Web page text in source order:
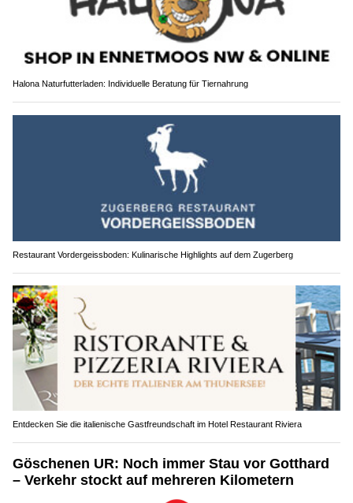
Halona Naturfutterladen: Individuelle Beratung für Tiernahrung
Restaurant Vordergeissboden: Kulinarische Highlights auf dem Zugerberg
Entdecken Sie die italienische Gastfreundschaft im Hotel Restaurant Riviera
Göschenen UR: Noch immer Stau vor Gotthard
– Verkehr stockt auf mehreren Kilometern